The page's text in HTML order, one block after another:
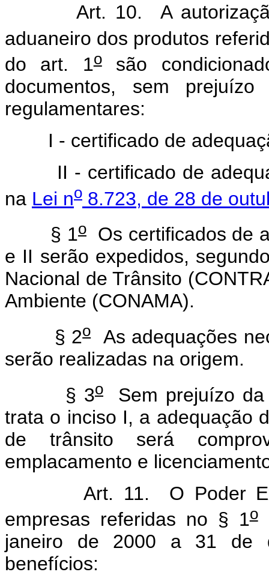
Art. 10. A
aduaneiro dos produtos
do art. 1osão
documentos, sem
regulamentares:
I - certificado de
II - certificado de
na Lei no 8.723, de 28 de
§ 1oOs certificados de
e II serão expedidos,
Nacional de Trânsito
Ambiente (CONAMA).
§ 2oAs adequações
serão realizadas na origem.
§ 3o
Sem prejuízo da
trata o inciso I, a adequação
de trânsito será
emplacamento e
Art. 11. O Poder
empresas referidas no § 1o
janeiro de 2000 a 31 de
benefícios: